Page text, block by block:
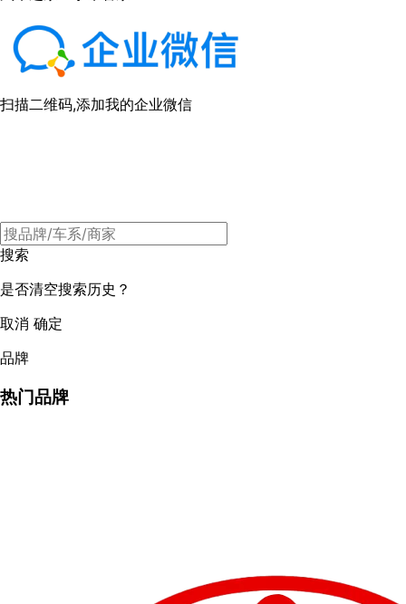
扫描二维码,添加我的企业微信
搜索
是否清空搜索历史？
取消 确定
品牌
热门品牌